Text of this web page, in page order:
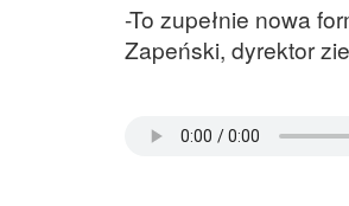
-To zupełnie nowa
Zapeński, dyrektor